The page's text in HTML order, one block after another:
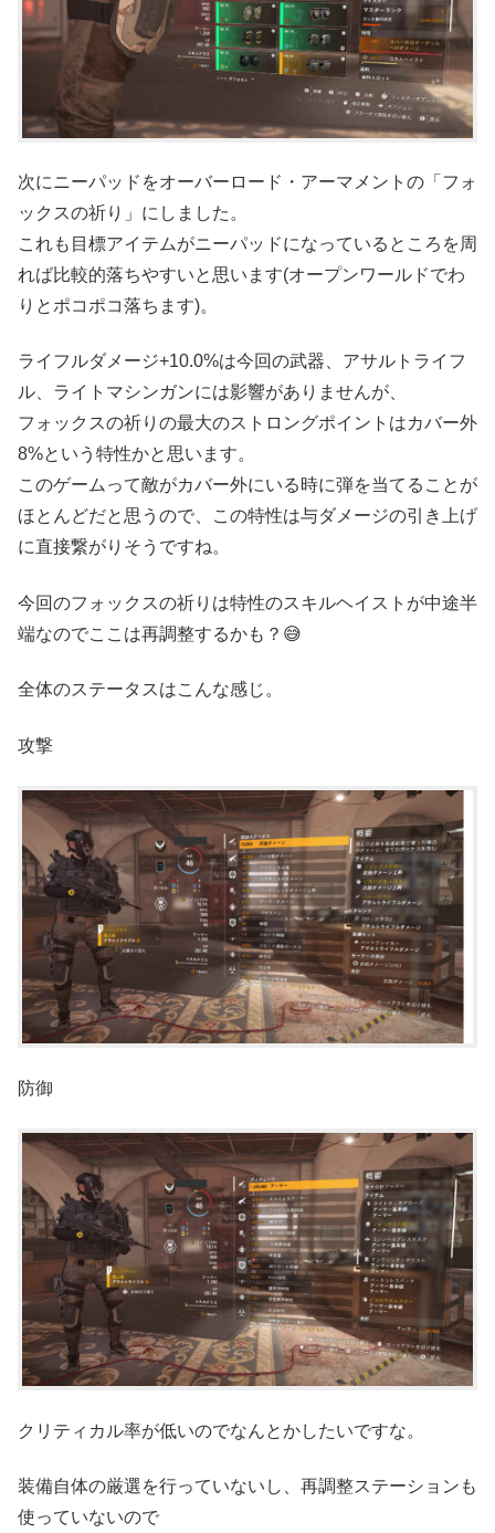
次にニーパッドをオーバーロード・アーマメントの「フォ
ックスの祈り」にしました。
これも目標アイテムがニーパッドになっているところを周
れば比較的落ちやすいと思います(オープンワールドでわ
りとポコポコ落ちます)。
ライフルダメージ+10.0%は今回の武器、アサルトライフ
ル、ライトマシンガンには影響がありませんが、
フォックスの祈りの最大のストロングポイントはカバー外
8%という特性かと思います。
このゲームって敵がカバー外にいる時に弾を当てることが
ほとんどだと思うので、この特性は与ダメージの引き上げ
に直接繋がりそうですね。
今回のフォックスの祈りは特性のスキルヘイストが中途半
端なのでここは再調整するかも？😅
全体のステータスはこんな感じ。
攻撃
防御
クリティカル率が低いのでなんとかしたいですな。
装備自体の厳選を行っていないし、再調整ステーションも
使っていないので